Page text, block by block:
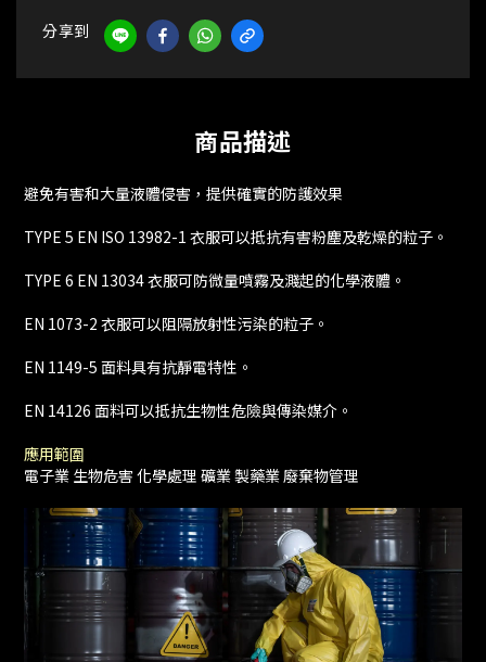
分享到
商品描述
避免有害和大量液體侵害，提供確實的防護效果
TYPE 5 EN ISO 13982-1 衣服可以抵抗有害粉塵及乾燥的粒子。
TYPE 6 EN 13034 衣服可防微量噴霧及濺起的化學液體。
EN 1073-2 衣服可以阻隔放射性污染的粒子。
EN 1149-5 面料具有抗靜電特性。
EN 14126 面料可以抵抗生物性危險與傳染媒介。
應用範圍
電子業 生物危害 化學處理 礦業 製藥業 廢棄物管理